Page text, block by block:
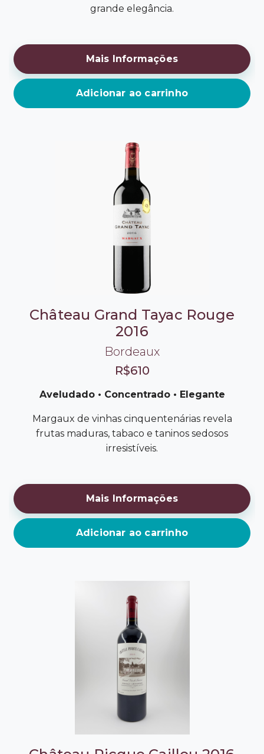
grande elegância.
Mais Informações
Adicionar ao carrinho
Château Grand Tayac Rouge
2016
Bordeaux
R$610
Aveludado • Concentrado • Elegante
Margaux de vinhas cinquentenárias revela
frutas maduras, tabaco e taninos sedosos
irresistíveis.
Mais Informações
Adicionar ao carrinho